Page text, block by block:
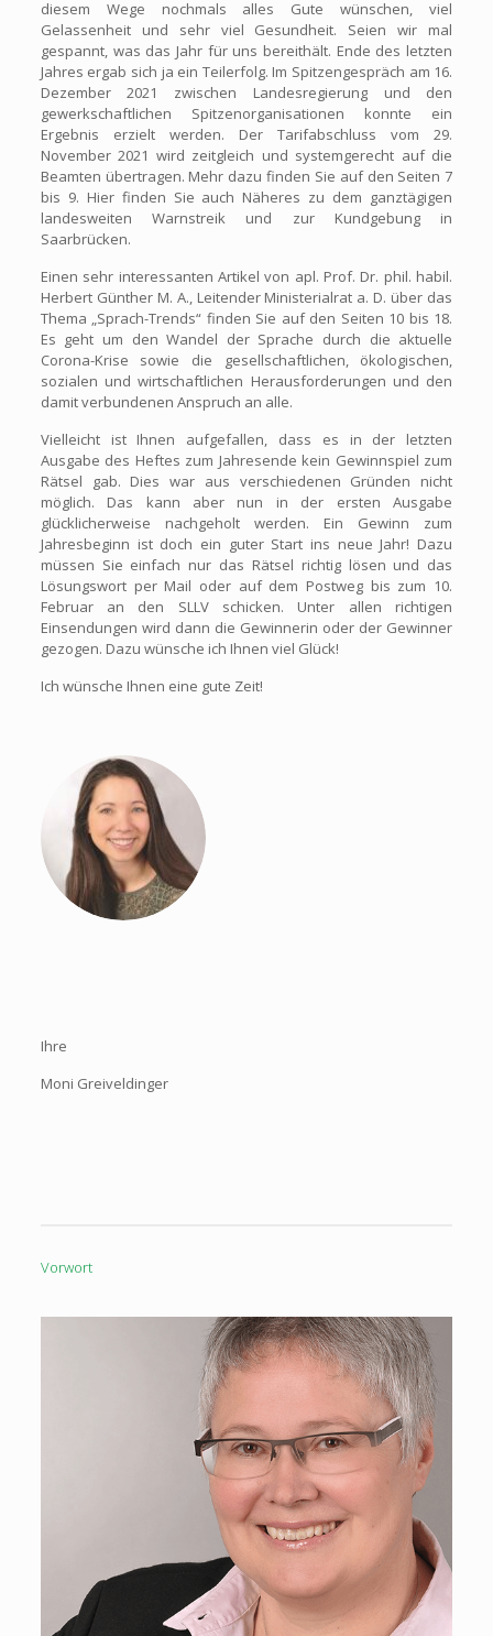
diesem Wege nochmals alles Gute wünschen, viel
Gelassenheit und sehr viel Gesundheit. Seien wir mal
gespannt, was das Jahr für uns bereithält. Ende des letzten
Jahres ergab sich ja ein Teilerfolg. Im Spitzengespräch am 16.
Dezember 2021 zwischen Landesregierung und den
gewerkschaftlichen Spitzenorganisationen konnte ein
Ergebnis erzielt werden. Der Tarifabschluss vom 29.
November 2021 wird zeitgleich und systemgerecht auf die
Beamten übertragen. Mehr dazu finden Sie auf den Seiten 7
bis 9. Hier finden Sie auch Näheres zu dem ganztägigen
landesweiten Warnstreik und zur Kundgebung in
Saarbrücken.
Einen sehr interessanten Artikel von apl. Prof. Dr. phil. habil.
Herbert Günther M. A., Leitender Ministerialrat a. D. über das
Thema „Sprach-Trends“ finden Sie auf den Seiten 10 bis 18.
Es geht um den Wandel der Sprache durch die aktuelle
Corona-Krise sowie die gesellschaftlichen, ökologischen,
sozialen und wirtschaftlichen Herausforderungen und den
damit verbundenen Anspruch an alle.
Vielleicht ist Ihnen aufgefallen, dass es in der letzten
Ausgabe des Heftes zum Jahresende kein Gewinnspiel zum
Rätsel gab. Dies war aus verschiedenen Gründen nicht
möglich. Das kann aber nun in der ersten Ausgabe
glücklicherweise nachgeholt werden. Ein Gewinn zum
Jahresbeginn ist doch ein guter Start ins neue Jahr! Dazu
müssen Sie einfach nur das Rätsel richtig lösen und das
Lösungswort per Mail oder auf dem Postweg bis zum 10.
Februar an den SLLV schicken. Unter allen richtigen
Einsendungen wird dann die Gewinnerin oder der Gewinner
gezogen. Dazu wünsche ich Ihnen viel Glück!
Ich wünsche Ihnen eine gute Zeit!
Ihre
Moni Greiveldinger
Vorwort